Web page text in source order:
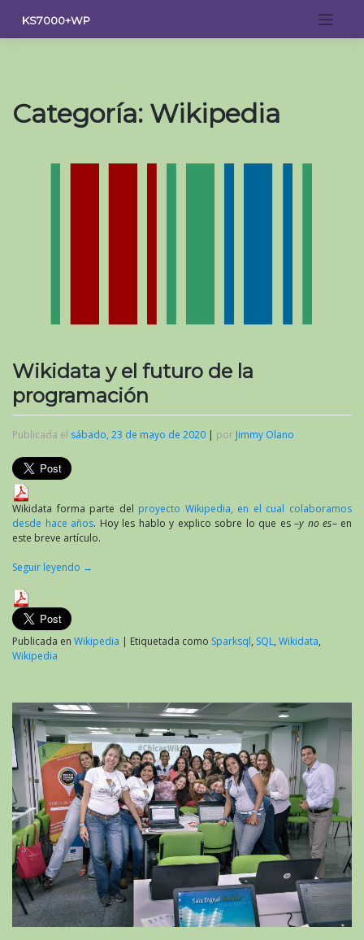
contenido
KS7000+WP
Categoría: Wikipedia
Wikidata y el futuro de la
programación
Publicada el sábado, 23 de mayo de 2020 | por Jimmy Olano
Wikidata forma parte del proyecto Wikipedia, en el cual colaboramos
desde hace años. Hoy les hablo y explico sobre lo que es –y no es– en
este breve artículo.
Seguir leyendo →
Publicada en Wikipedia | Etiquetada como Sparksql, SQL, Wikidata,
Wikipedia